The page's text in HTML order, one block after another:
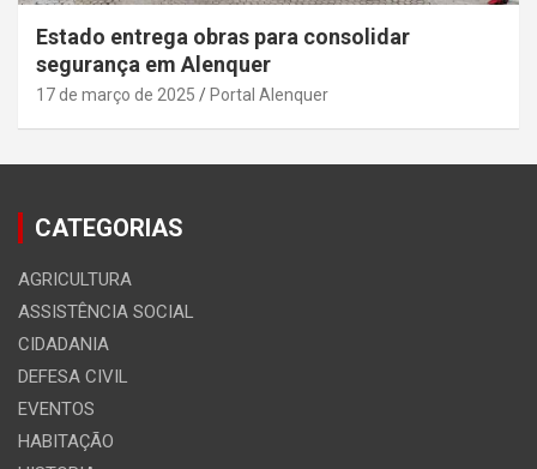
Estado entrega obras para consolidar
segurança em Alenquer
17 de março de 2025 Portal Alenquer
CATEGORIAS
AGRICULTURA
ASSISTÊNCIA SOCIAL
CIDADANIA
DEFESA CIVIL
EVENTOS
HABITAÇÃO